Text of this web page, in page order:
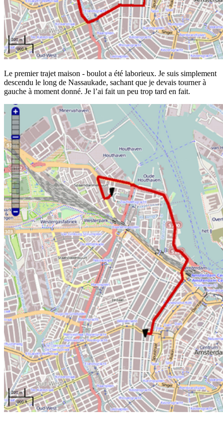
Le premier trajet maison - boulot a été laborieux. Je suis simplement
descendu le long de Nassaukade, sachant que je devais tourner à
gauche à moment donné. Je l’ai fait un peu trop tard en fait.